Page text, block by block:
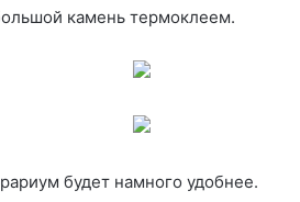
камень термоклеем.
будет намного удобнее.